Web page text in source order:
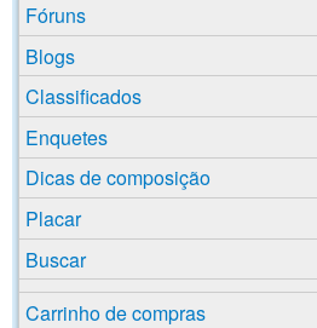
Fóruns
Blogs
Classificados
Enquetes
Dicas de composição
Placar
Buscar
Carrinho de compras